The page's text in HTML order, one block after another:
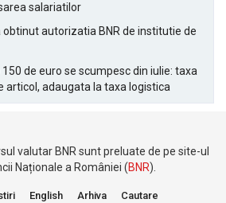
salariatilor
obtinut autorizatia BNR de institutie de
de euro se scumpesc din iulie: taxa
articol, adaugata la taxa logistica
valutar BNR sunt preluate de pe site-ul
Naționale a României (BNR).
English Arhiva Cautare